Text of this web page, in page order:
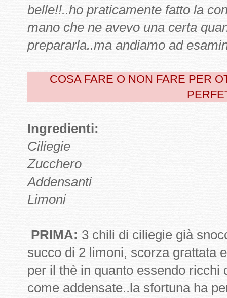
belle!!..ho praticamente fatto la
mano che ne avevo una certa
prepararla..ma andiamo ad
COSA FARE O NON FARE PER
Ingredienti:
Ciliegie
Zucchero
Addensanti
Limoni
PRIMA: 3 chili di ciliegie già
succo di 2 limoni, scorza grattata
per il thè in quanto essendo
come addensate..la sfortuna ha